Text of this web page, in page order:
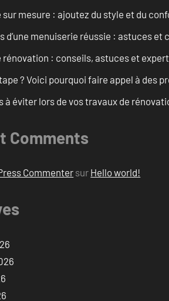
sur mesure : ajoutez du style et du
d’une menuiserie réussie : astuces et
rénovation : conseils, astuces et
? Voici pourquoi faire appel à des
à éviter lors de vos travaux de
Comments
Commenter sur Hello world!